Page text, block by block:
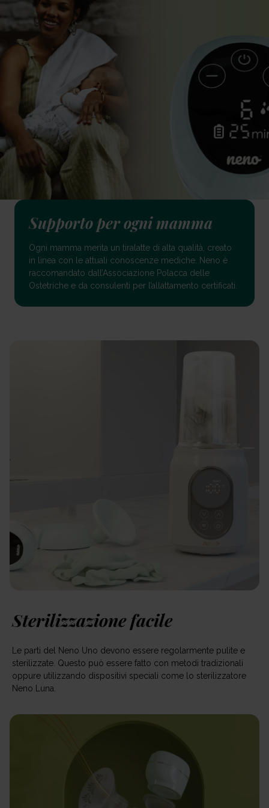
Supporto per ogni mamma
Ogni mamma merita un tiralatte di alta qualità, creato
in linea con le attuali conoscenze mediche. Neno è
raccomandato dall’Associazione Polacca delle
Ostetriche e da consulenti per l’allattamento certificati.
Sterilizzazione facile
Le parti del Neno Uno devono essere regolarmente pulite e
sterilizzate. Questo può essere fatto con metodi tradizionali
oppure utilizzando dispositivi speciali come lo sterilizzatore
Neno Luna.